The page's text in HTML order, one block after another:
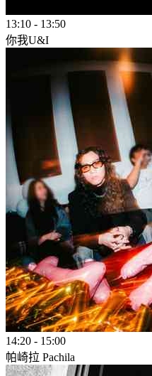
13:10 - 13:50
你我U&I
14:20 - 15:00
帕崎拉 Pachila